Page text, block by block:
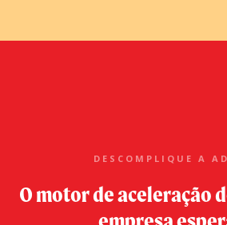
DESCOMPLIQUE A
O motor de aceleração